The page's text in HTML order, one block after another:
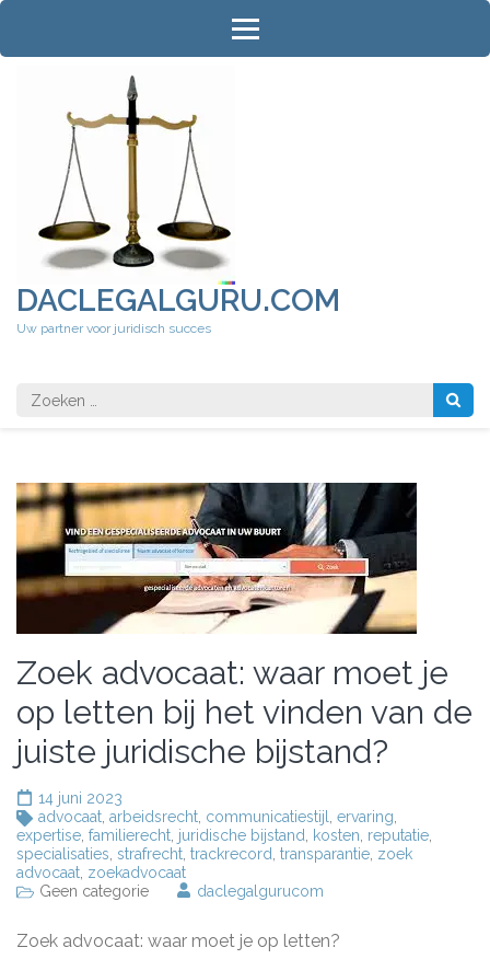
Ga
inhoud
DACLEGALGURU.COM
Uw partner voor juridisch succes
Zoeken
naar:
Zoek advocaat: waar moet je
op letten bij het vinden van de
juiste juridische bijstand?
14 juni 2023
advocaat arbeidsrecht communicatiestijl ervaring
expertise familierecht juridische bijstand kosten reputatie
specialisaties strafrecht trackrecord transparantie zoek
advocaat zoekadvocaat
Geen categorie
daclegalgurucom
Zoek advocaat: waar moet je op letten?